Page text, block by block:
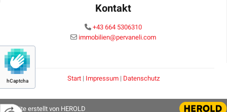
hCaptcha
Kontakt
 +43 664 5306310
 immobilien@pervaneli.com
Start | Impressum | Datenschutz
Website erstellt von HEROLD